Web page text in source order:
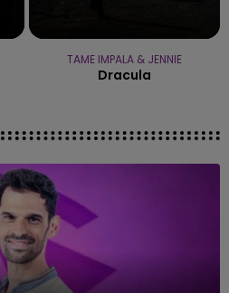
TAME IMPALA & JENNIE
Dracula